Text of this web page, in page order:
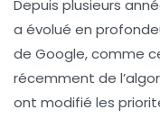
Depuis plusieurs
a évolué en
de Google, comme
récemment de
ont modifié les